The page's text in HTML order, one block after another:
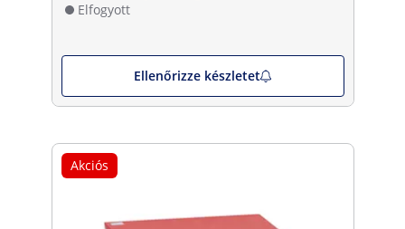
Elfogyott
Ellenőrizze készletet
Akciós